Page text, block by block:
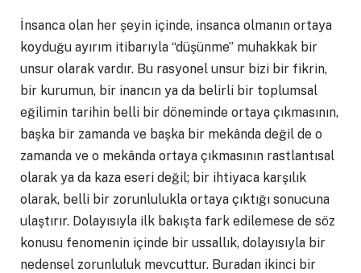
İnsanca olan her şeyin içinde, insanca olmanın ortaya
koyduğu ayırım itibarıyla “düşünme” muhakkak bir
unsur olarak vardır. Bu rasyonel unsur bizi bir fikrin,
bir kurumun, bir inancın ya da belirli bir toplumsal
eğilimin tarihin belli bir döneminde ortaya çıkmasının,
başka bir zamanda ve başka bir mekânda değil de o
zamanda ve o mekânda ortaya çıkmasının rastlantısal
olarak ya da kaza eseri değil; bir ihtiyaca karşılık
olarak, belli bir zorunlulukla ortaya çıktığı sonucuna
ulaştırır. Dolayısıyla ilk bakışta fark edilemese de söz
konusu fenomenin içinde bir ussallık, dolayısıyla bir
nedensel zorunluluk mevcuttur. Buradan ikinci bir